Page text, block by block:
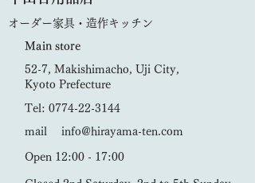
オーダー家具・造作キッチン
Main store
52-7, Makishimacho, Uji City,
Kyoto Prefecture
Tel: 0774-22-3144
mail info@hirayama-ten.com
Open 12:00 - 17:00